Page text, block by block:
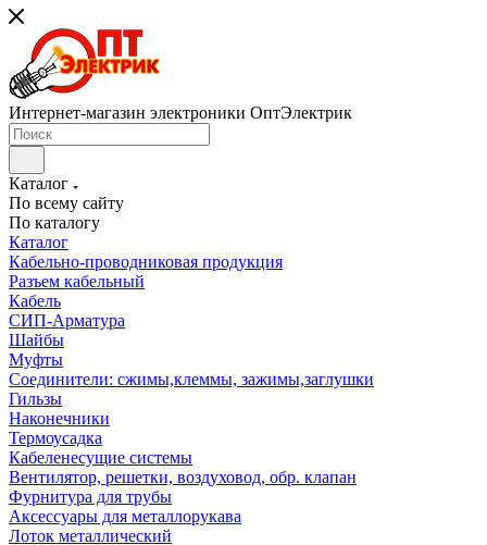
Интернет-магазин электроники ОптЭлектрик
Каталог
По всему сайту
По каталогу
Каталог
Кабельно-проводниковая продукция
Разъем кабельный
Кабель
СИП-Арматура
Шайбы
Муфты
Соединители: сжимы,клеммы, зажимы,заглушки
Гильзы
Наконечники
Термоусадка
Кабеленесущие системы
Вентилятор, решетки, воздуховод, обр. клапан
Фурнитура для трубы
Аксессуары для металлорукава
Лоток металлический